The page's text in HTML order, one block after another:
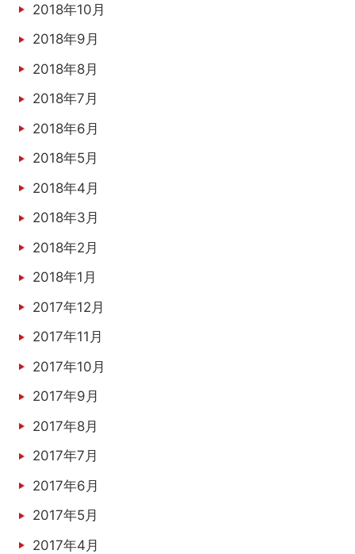
2018年10月
2018年9月
2018年8月
2018年7月
2018年6月
2018年5月
2018年4月
2018年3月
2018年2月
2018年1月
2017年12月
2017年11月
2017年10月
2017年9月
2017年8月
2017年7月
2017年6月
2017年5月
2017年4月